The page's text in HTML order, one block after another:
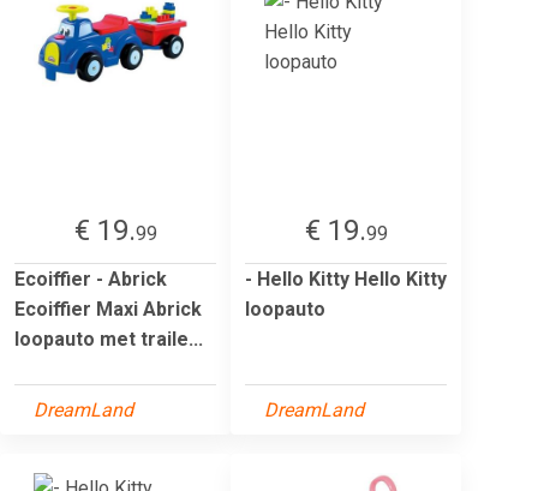
€ 19.99
Ecoiffier - Abrick
Ecoiffier Maxi Abrick
loopauto met traile...
DreamLand
€ 19.99
- Hello Kitty Hello Kitty
loopauto
DreamLand